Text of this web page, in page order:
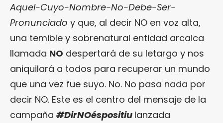
Aquel-Cuyo-Nombre-No-Debe-Ser-
Pronunciado y que, al decir NO en voz alta,
una temible y sobrenatural entidad arcaica
llamada NO despertará de su letargo y nos
aniquilará a todos para recuperar un mundo
que una vez fue suyo. No. No pasa nada por
decir NO. Este es el centro del mensaje de la
campaña #DirNOéspositiu lanzada